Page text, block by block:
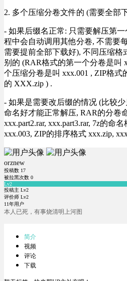
2. 多个压缩分卷文件的 (需要全部
- 如果后缀名正常: 只需要解压第
程中会自动调用其他分卷, 不需要
需要提前全部下载好), 不同压缩格
别的 (RAR格式的第一个分卷是叫
个压缩分卷是叫 xxx.001 , ZIP格式
的 XXX.zip ) .
- 如果是需要改后缀的情况 (比较
命名好才能正常解压, RAR的分卷
xxx.part2.rar, xxx.part3.rar, 7z的命
xxx.003, ZIP的排序格式 xxx.zip,
orznew
投稿数 17
被拉黑次数 0
Lv2
投稿主 Lv2
评价师 Lv2
11年用户
本人已死，有事烧清明上河图
简介
视频
评论
下载